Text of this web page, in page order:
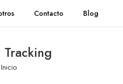
Contacto Blog
Inicio